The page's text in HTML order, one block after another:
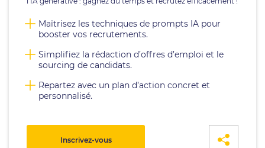
Maîtrisez les techniques de prompts IA pour
booster vos recrutements.
Simplifiez la rédaction d’offres d’emploi et le
sourcing de candidats.
Repartez avec un plan d’action concret et
personnalisé.
Inscrivez-vous